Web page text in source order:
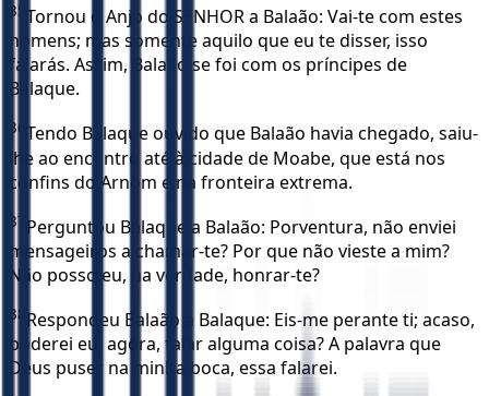
35 Tornou o Anjo do SENHOR a Balaão: Vai-te com estes
homens; mas somente aquilo que eu te disser, isso
falarás. Assim, Balaão se foi com os príncipes de
Balaque.
36 Tendo Balaque ouvido que Balaão havia chegado, saiu-
lhe ao encontro até à cidade de Moabe, que está nos
confins do Arnom e na fronteira extrema.
37 Perguntou Balaque a Balaão: Porventura, não enviei
mensageiros a chamar-te? Por que não vieste a mim?
Não posso eu, na verdade, honrar-te?
38 Respondeu Balaão a Balaque: Eis-me perante ti; acaso,
poderei eu, agora, falar alguma coisa? A palavra que
Deus puser na minha boca, essa falarei.